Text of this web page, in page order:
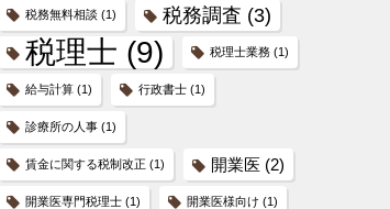
税務無料相談 (1) 税務調査 (3)
税理士 (9) 税理士業務 (1)
給与計算 (1) 行政書士 (1)
診療所の人事 (1)
賃金に関する税制改正 (1) 開業医 (2)
開業医専門税理士 (1) 開業医様向け (1)